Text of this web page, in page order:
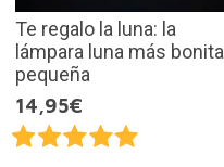
Te regalo la luna: la
lámpara luna más bonita
pequeña
14,95€